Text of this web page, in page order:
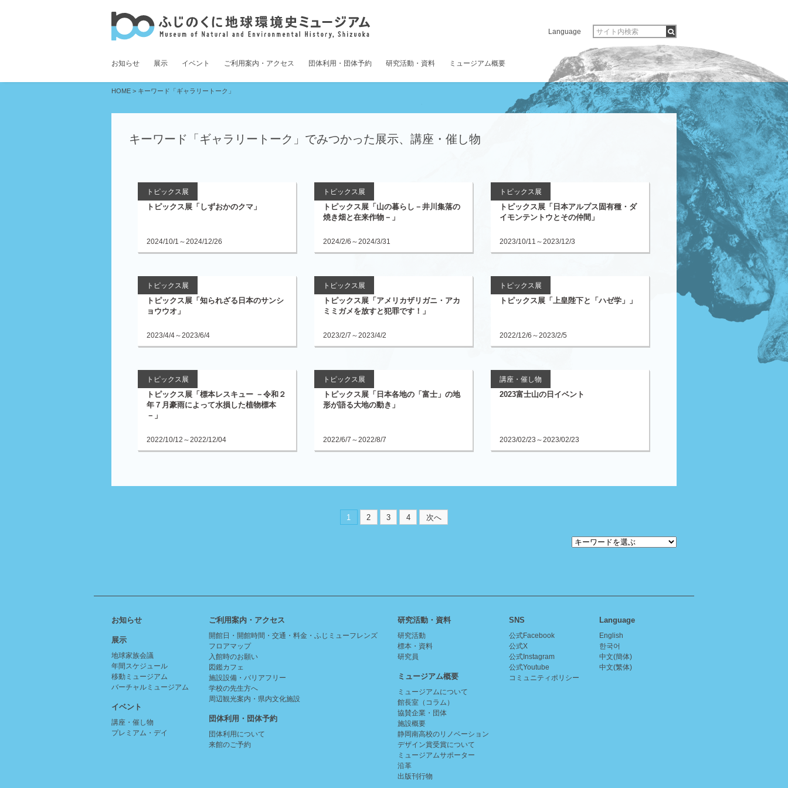
Language
お知らせ 展示 イベント ご利用案内・アクセス 団体利用・団体予約 研究活動・資料 ミュージアム概要
HOME > キーワード「ギャラリートーク」
キーワード「ギャラリートーク」でみつかった展示、講座・催し物
トピックス展
トピックス展「しずおかのクマ」
2024/10/1～2024/12/26
トピックス展
トピックス展「山の暮らし－井川集落の
焼き畑と在来作物－」
2024/2/6～2024/3/31
トピックス展
トピックス展「日本アルプス固有種・ダ
イモンテントウとその仲間」
2023/10/11～2023/12/3
トピックス展
トピックス展「知られざる日本のサンシ
ョウウオ」
2023/4/4～2023/6/4
トピックス展
トピックス展「アメリカザリガニ・アカ
ミミガメを放すと犯罪です！」
2023/2/7～2023/4/2
トピックス展
トピックス展「上皇陛下と「ハゼ学」」
2022/12/6～2023/2/5
トピックス展
トピックス展「標本レスキュー －令和２
年７月豪雨によって水損した植物標本
－」
2022/10/12～2022/12/04
トピックス展
トピックス展「日本各地の「富士」の地
形が語る大地の動き」
2022/6/7～2022/8/7
講座・催し物
2023富士山の日イベント
2023/02/23～2023/02/23
1 2 3 4 次へ
お知らせ
展示
地球家族会議
年間スケジュール
移動ミュージアム
バーチャルミュージアム
イベント
講座・催し物
プレミアム・デイ
ご利用案内・アクセス
開館日・開館時間・交通・料金・ふじミューフレンズ
フロアマップ
入館時のお願い
図鑑カフェ
施設設備・バリアフリー
学校の先生方へ
周辺観光案内・県内文化施設
団体利用・団体予約
団体利用について
来館のご予約
研究活動・資料
研究活動
標本・資料
研究員
ミュージアム概要
ミュージアムについて
館長室（コラム）
協賛企業・団体
施設概要
静岡南高校のリノベーション
デザイン賞受賞について
ミュージアムサポーター
沿革
出版刊行物
SNS
公式Facebook
公式X
公式Instagram
公式Youtube
コミュニティポリシー
Language
English
한국어
中文(簡体)
中文(繁体)